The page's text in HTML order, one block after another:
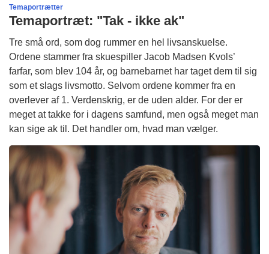
Temaportrætter
Temaportræt: "Tak - ikke ak"
Tre små ord, som dog rummer en hel livsanskuelse.
Ordene stammer fra skuespiller Jacob Madsen Kvols’
farfar, som blev 104 år, og barnebarnet har taget dem til sig
som et slags livsmotto. Selvom ordene kommer fra en
overlever af 1. Verdenskrig, er de uden alder. For der er
meget at takke for i dagens samfund, men også meget man
kan sige ak til. Det handler om, hvad man vælger.